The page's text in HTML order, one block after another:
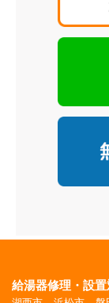
給湯器修理・設